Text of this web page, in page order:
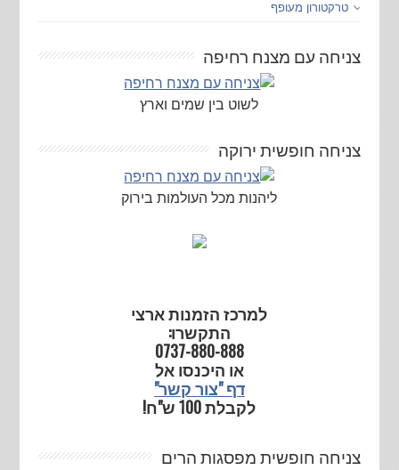
טרקטורון מעופף
צניחה עם מצנח רחיפה
לשוט בין שמים וארץ
צניחה חופשית ירוקה
ליהנות מכל העולמות בירוק
למרכז הזמנות ארצי
התקשרו:
0737-880-888
או היכנסו אל
דף "צור קשר"
לקבלת 100 ש"ח!
צניחה חופשית מפסגות הרים